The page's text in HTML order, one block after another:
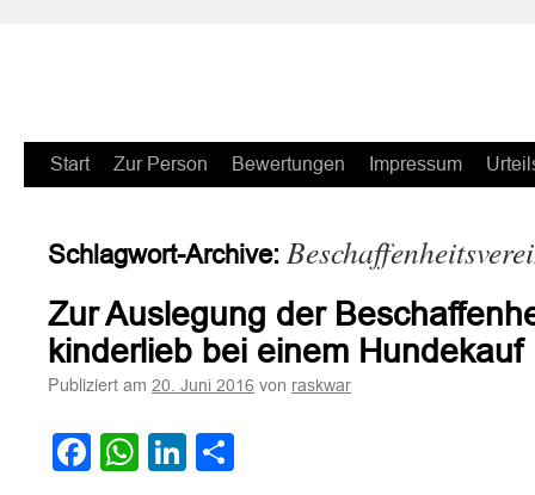
Zum
springen
Start Zur Person Bewertungen Impressum
Schlagwort-Archive:
Zur Auslegung der
kinderlieb bei einem Hundekauf
Publiziert am 20. Juni 2016 von raskwar
Facebook
WhatsApp
LinkedIn